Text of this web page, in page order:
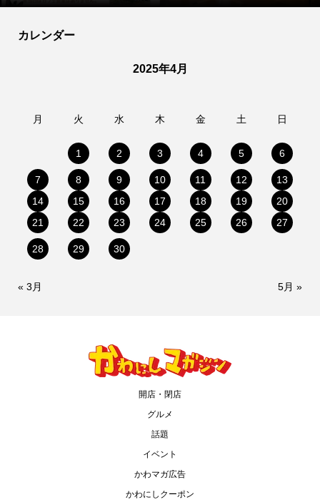
カレンダー
2025年4月
月 火 水 木 金 土 日
1 2 3 4 5 6
7 8 9 10 11 12
13
14
15 16 17 18 19
20
21
22 23 24 25 26 27
28 29 30
« 3月 5月 »
開店・閉店
グルメ
話題
イベント
かわマガ広告
かわにしクーポン